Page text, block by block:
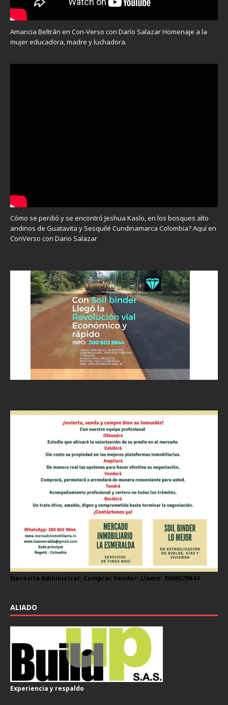
Amancia Beltrán en Con-Verso con Darío Salazar Homenaje a la
mujer educadora, madre y luchadora.
Cómo se perdió y se encontró Jeshua Kaslo, en los bosques alto
andinos de Guatavita y Sesquilé Cundinamarca Colombia? Aquí en
ConVerso con Dario Salazar
Necesita Administrar, Comprar Vender: Llame: 3006029844
ALIADO
Experiencia y respaldo